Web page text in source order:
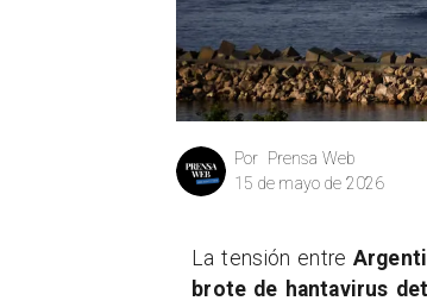
Prensa Web
Por
15 de mayo de 2026
La tensión entre
brote de hantavirus